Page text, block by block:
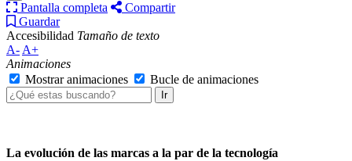
Pantalla completa
Compartir
Guardar
Accesibilidad Tamaño de texto
A- A+
Animaciones
Mostrar animaciones
Bucle de animaciones
Ir
La evolución de las marcas a la par de la tecnología